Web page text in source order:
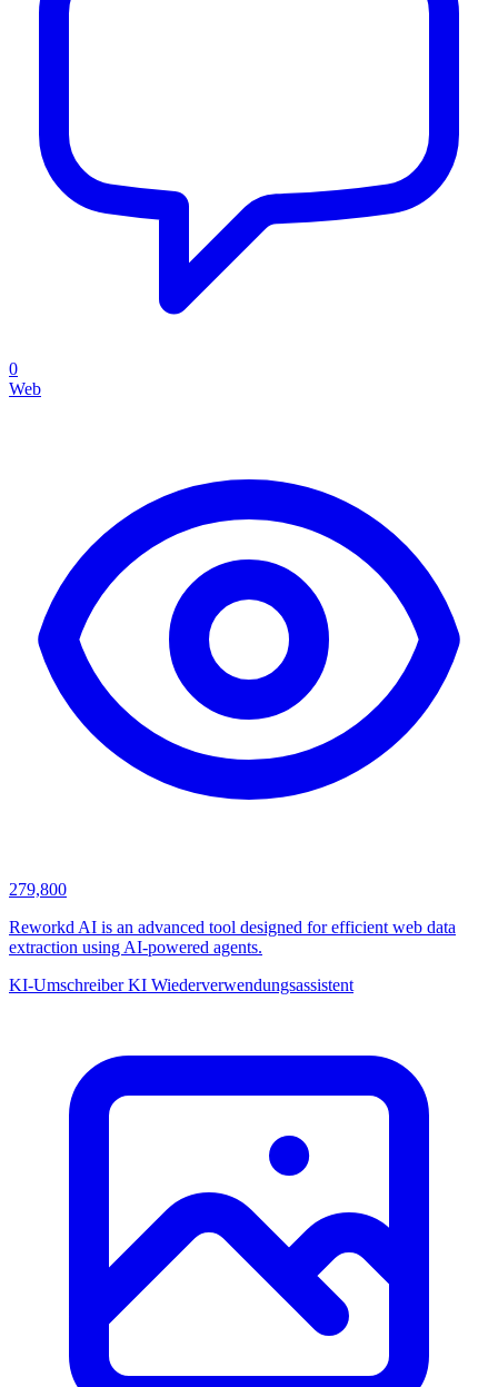
0
Web
279,800
Reworkd AI is an advanced tool designed for efficient web data
extraction using AI-powered agents.
KI-UmschreiberKI Wiederverwendungsassistent